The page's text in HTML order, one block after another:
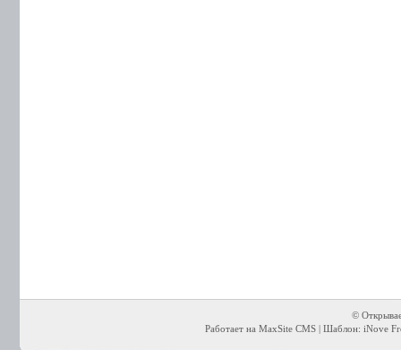
©
Работает на MaxSite CMS | Шаблон: iNove